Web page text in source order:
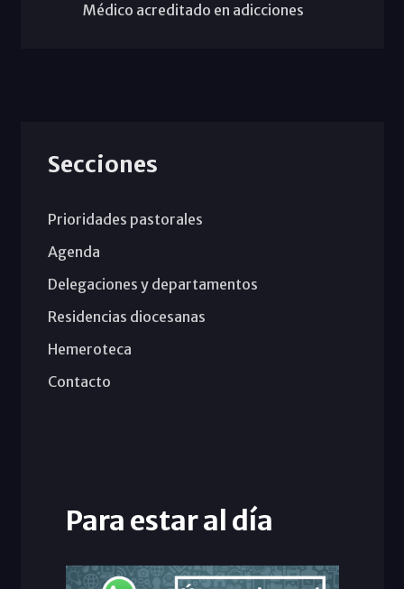
Médico acreditado en adicciones
Secciones
Prioridades pastorales
Agenda
Delegaciones y departamentos
Residencias diocesanas
Hemeroteca
Contacto
Para estar al día